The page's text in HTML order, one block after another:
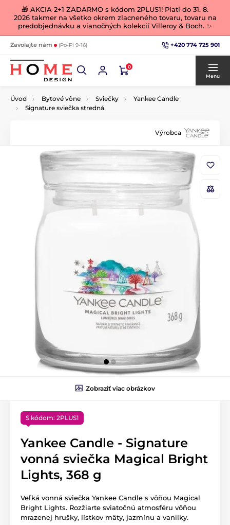
🎁 AKCIA 2+1 ZADARMO s kódom 2PLUS1! Platí do 31. 8.
2026 takmer na všetko okrem zlacneného tovaru, tovaru na
predobjednávku a vianočných kolekcií Villeroy & Boch. ✨
Zavolajte nám (Po-Pi 9-16) +420 774 725 901
0
Menu
Úvod Bytové vône Sviečky
Yankee Candle
Signature sviečka stredná
Výrobca
Zobraziť viac obrázkov
S kódom: 2PLUS1
Yankee Candle - Signature
vonná sviečka Magical Bright
Lights, 368 g
Veľká vonná sviečka Yankee Candle s vôňou Magical
Bright Lights. Rozžiarte sviatočnú atmosféru vôňou
mrazenej hrušky, lístkov mäty, jazmínu a vanilky.